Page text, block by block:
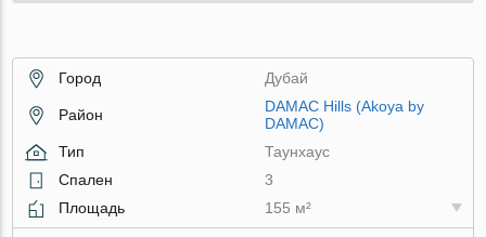
Город Дубай
Район
DAMAC Hills (Akoya by
DAMAC)
Тип
Таунхаус
Спален
3
Площадь
155 м²